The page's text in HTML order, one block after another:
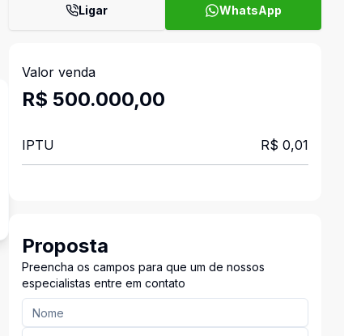
Ligar WhatsApp
Valor venda
R$ 500.000,00
IPTU R$ 0,01
Proposta
Preencha os campos para que um de nossos
especialistas entre em contato